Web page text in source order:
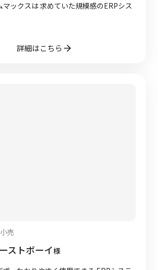
マックスは 求めていた規模感のERPシス
詳細はこちら
売
ストボーイ様